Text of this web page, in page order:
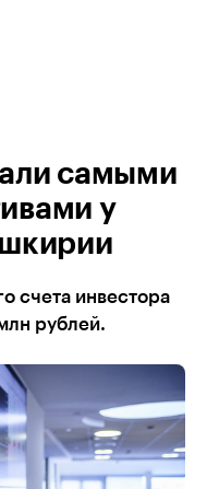
самыми
у
счета инвестора
рублей.